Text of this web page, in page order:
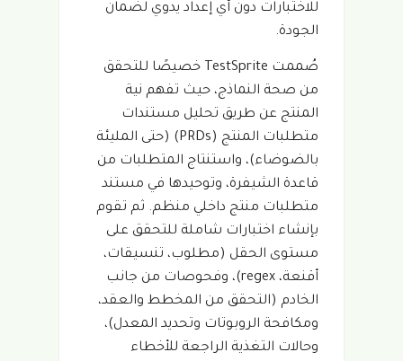
للاختبارات دون أي إعداد يدوي لضمان
الجودة.
صُممت TestSprite خصيصًا للتحقق
من صحة النماذج، حيث تفهم نية
المنتج عن طريق تحليل مستندات
متطلبات المنتج (PRDs) (حتى المليئة
بالضوضاء)، واستنتاج المتطلبات من
قاعدة الشيفرة، وتوحيدها في مستند
متطلبات منتج داخلي منظم. ثم تقوم
بإنشاء اختبارات شاملة للتحقق على
مستوى الحقل (مطلوب، تنسيقات،
أقنعة، regex)، وفحوصات من جانب
الخادم (التحقق من المخطط والعقد،
ومكافحة الروبوتات وتحديد المعدل)،
وحالات التغذية الراجعة للأخطاء